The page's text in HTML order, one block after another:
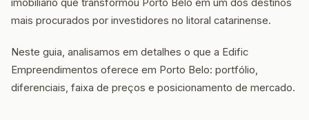
imobiliário que transformou Porto Belo em um dos destinos
mais procurados por investidores no litoral catarinense.
Neste guia, analisamos em detalhes o que a Edific
Empreendimentos oferece em Porto Belo: portfólio,
diferenciais, faixa de preços e posicionamento de mercado.